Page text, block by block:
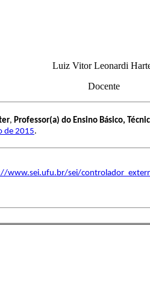
Luiz Vitor Leonardi
Docente
, Professor(a) do Ensino Básico,
de 2015.
www.sei.ufu.br/sei/